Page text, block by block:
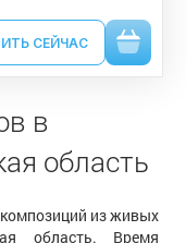
СЕЙЧАС
в
область
из живых
область. Время